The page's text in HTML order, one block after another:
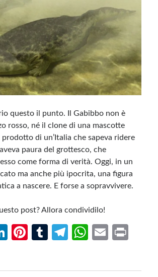
questo il punto. Il Gabibbo non è
rosso, né il clone di una mascotte
prodotto di un’Italia che sapeva ridere
paura del grottesco, che
come forma di verità. Oggi, in un
ma anche più ipocrita, una figura
a nascere. E forse a sopravvivere.
post? Allora condividilo!
Li
Pi
T
Te
W
E